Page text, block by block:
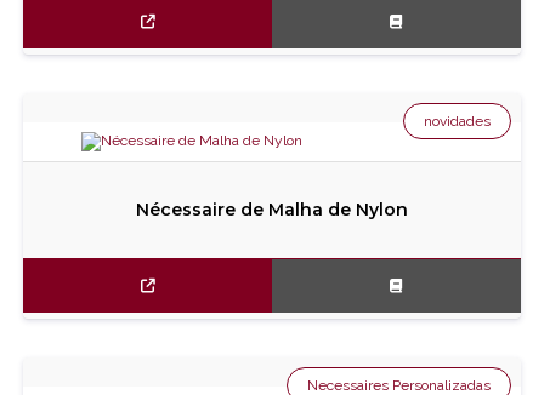
Nécessaire de Malha de Nylon
novidades
Necessaires Personalizadas